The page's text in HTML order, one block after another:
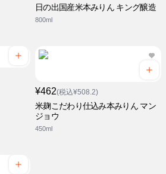
日の出国産米本みりん キング醸造
800ml
¥462(税込¥508.2)
米麹こだわり仕込み本みりん マン
ジョウ
450ml